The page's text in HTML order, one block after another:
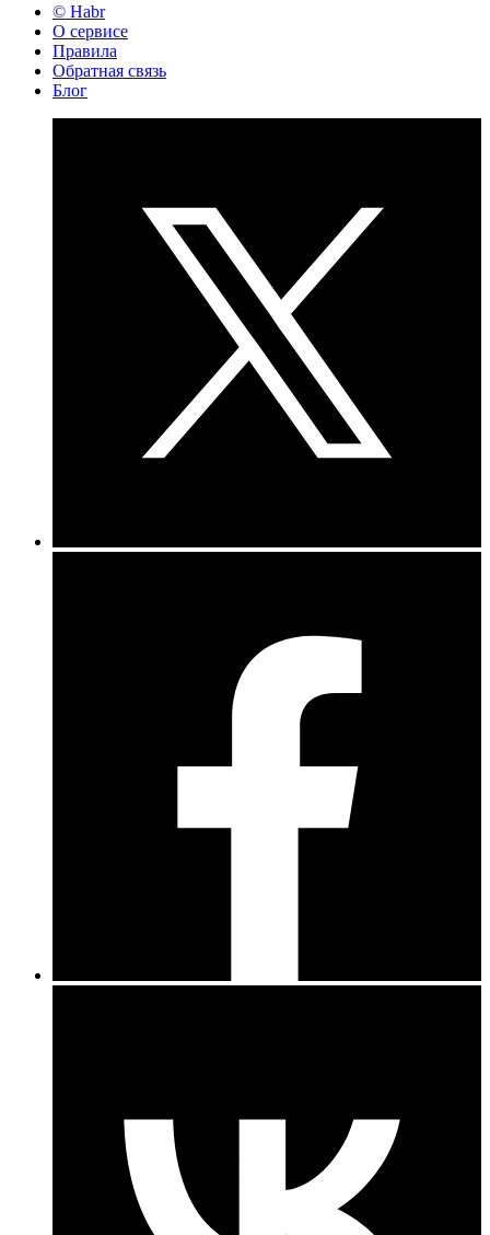
© Habr
О сервисе
Правила
Обратная связь
Блог